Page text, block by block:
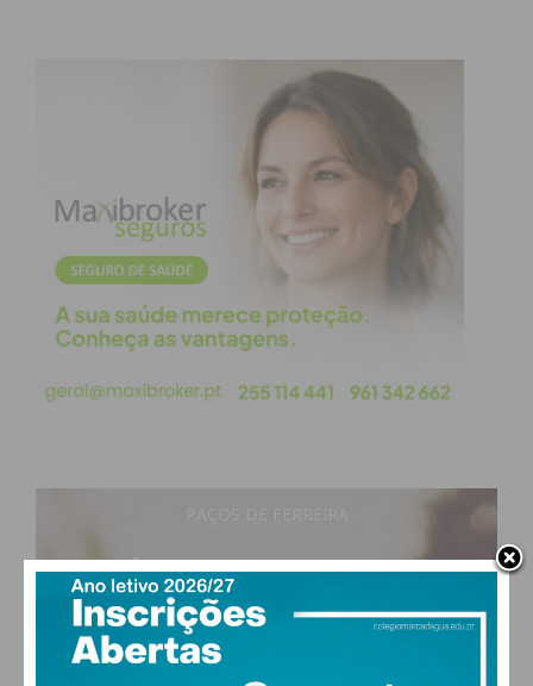
14°
clear sky
vento: 1m/s E
MAX 14 • MIN 14